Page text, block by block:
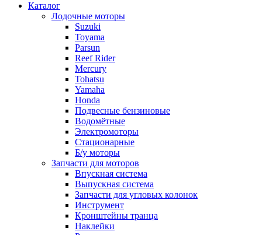
Каталог
Лодочные моторы
Suzuki
Toyama
Parsun
Reef Rider
Mercury
Tohatsu
Yamaha
Honda
Подвесные бензиновые
Водомётные
Электромоторы
Стационарные
Б/у моторы
Запчасти для моторов
Впускная система
Выпускная система
Запчасти для угловых колонок
Инструмент
Кронштейны транца
Наклейки